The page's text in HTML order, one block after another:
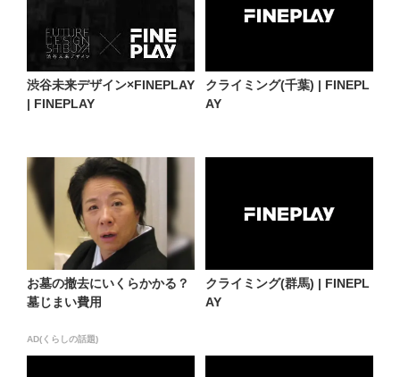
渋谷未来デザイン×FINEPLAY
| FINEPLAY
クライミング(千葉) | FINEPL
AY
お墓の撤去にいくらかかる？
墓じまい費用
AD(くらしの話題)
クライミング(群馬) | FINEPL
AY